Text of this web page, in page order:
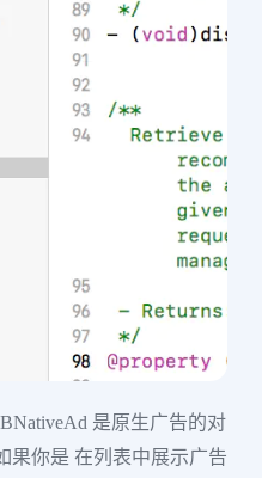
是原生广告的对
果你是 在列表中展示广告